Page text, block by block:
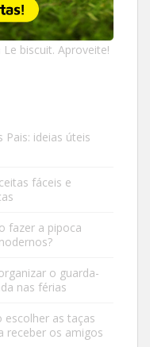
biscuit. Aproveite!
Pais: ideias úteis
fáceis e
fazer a pipoca
o guarda-
nas férias
as taças
receber os amigos